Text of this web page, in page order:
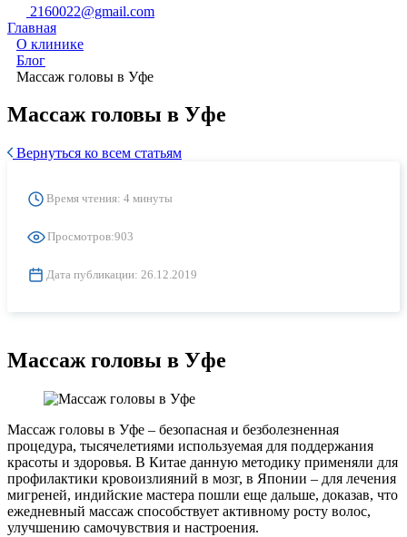
2160022@gmail.com
Главная
О клинике
Блог
Массаж головы в Уфе
Массаж головы в Уфе
Вернуться ко всем статьям
Время чтения: 4 минуты
Просмотров:903
Дата публикации: 26.12.2019
Массаж головы в Уфе
Массаж головы в Уфе – безопасная и безболезненная
процедура, тысячелетиями используемая для поддержания
красоты и здоровья. В Китае данную методику применяли для
профилактики кровоизлияний в мозг, в Японии – для лечения
мигреней, индийские мастера пошли еще дальше, доказав, что
ежедневный массаж способствует активному росту волос,
улучшению самочувствия и настроения.